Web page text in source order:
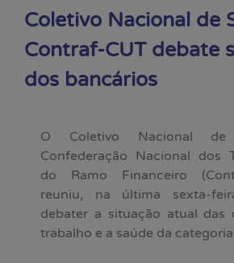
Coletivo Nacional de
Contraf-CUT debate
dos bancários
O Coletivo Nacional
Confederação Nacional dos
do Ramo Financeiro
reuniu, na última sexta-
debater a situação atual das
trabalho e a saúde da